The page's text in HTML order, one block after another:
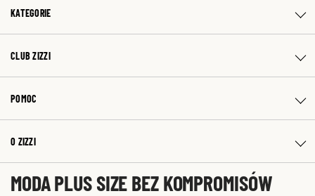
KATEGORIE
CLUB ZIZZI
POMOC
O ZIZZI
MODA PLUS SIZE BEZ KOMPROMISÓW